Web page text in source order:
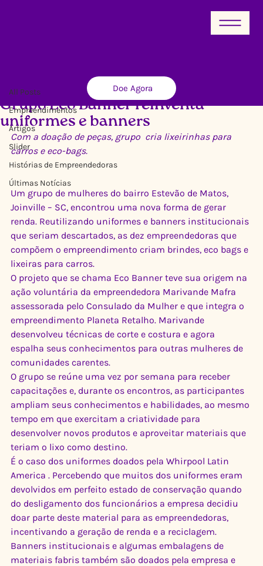
Doe Agora
All Posts
Empreendimentos
Artigos
Slider
Histórias de Empreendedoras
Últimas Notícias
Grupo Eco Banner reinventa
uniformes e banners
Ricardo Xavier 20 de jul. de 2012 1 min de leitura
Com a doação de peças, grupo  cria lixeirinhas para
carros e eco-bags.
Um grupo de mulheres do bairro Estevão de Matos,
Joinville – SC, encontrou uma nova forma de gerar
renda. Reutilizando uniformes e banners institucionais
que seriam descartados, as dez empreendedoras que
compõem o empreendimento criam brindes, eco bags e
lixeiras para carros.
O projeto que se chama Eco Banner teve sua origem na
ação voluntária da empreendedora Marivande Mafra
assessorada pelo Consulado da Mulher e que integra o
empreendimento Planeta Retalho. Marivande
desenvolveu técnicas de corte e costura e agora
espalha seus conhecimentos para outras mulheres de
comunidades carentes.
O grupo se reúne uma vez por semana para receber
capacitações e, durante os encontros, as participantes
ampliam seus conhecimentos e habilidades, ao mesmo
tempo em que exercitam a criatividade para
desenvolver novos produtos e aproveitar materiais que
teriam o lixo como destino.
É o caso dos uniformes doados pela Whirpool Latin
America . Percebendo que muitos dos uniformes eram
devolvidos em perfeito estado de conservação quando
do desligamento dos funcionários a empresa decidiu
doar parte deste material para as empreendedoras,
incentivando a geração de renda e a reciclagem.
Banners institucionais e algumas embalagens de
materiais fabris também são doados pela empresa e